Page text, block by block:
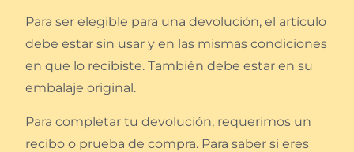
Para ser elegible para una devolución, el artículo
debe estar sin usar y en las mismas condiciones
en que lo recibiste. También debe estar en su
embalaje original.
Para completar tu devolución, requerimos un
recibo o prueba de compra. Para saber si eres